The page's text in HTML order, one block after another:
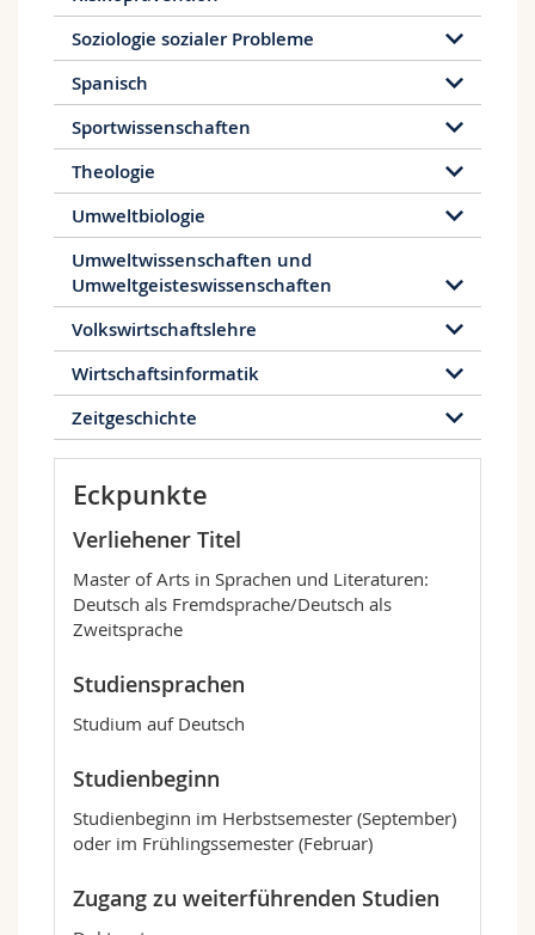
Soziologie sozialer Probleme
Spanisch
Sportwissenschaften
Theologie
Umweltbiologie
Umweltwissenschaften und
Umweltgeisteswissenschaften
Volkswirtschaftslehre
Wirtschaftsinformatik
Zeitgeschichte
Eckpunkte
Verliehener Titel
Master of Arts in Sprachen und Literaturen:
Deutsch als Fremdsprache/Deutsch als
Zweitsprache
Studiensprachen
Studium auf Deutsch
Studienbeginn
Studienbeginn im Herbstsemester (September)
oder im Frühlingssemester (Februar)
Zugang zu weiterführenden Studien